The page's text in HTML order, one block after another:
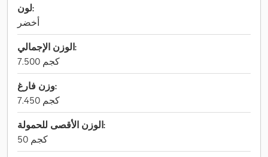
لون:
أخضر
الوزن الإجمالي:
7.500 كجم
وزن فارغ:
7.450 كجم
الوزن الأقصى للحمولة:
50 كجم